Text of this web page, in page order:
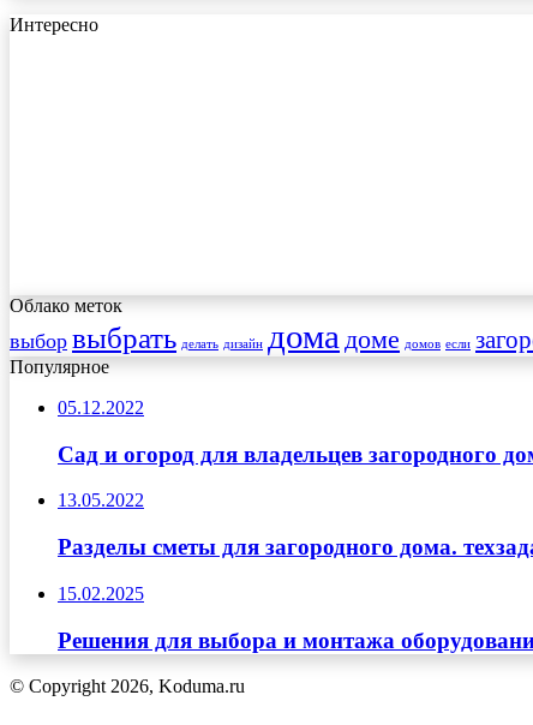
Интересно
Облако меток
выбор выбрать делать дизайн дома доме домов если
Популярное
05.12.2022
Сад и огород для владельцев загородного
13.05.2022
Разделы сметы для загородного дома.
15.02.2025
Решения для выбора и монтажа
© Copyright 2026, Koduma.ru